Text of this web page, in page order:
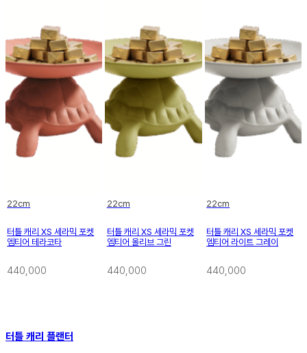
22cm
터틀 캐리 XS 세라믹 포켓
엠티어 테라코타
440,000
22cm
터틀 캐리 XS 세라믹 포켓
엠티어 올리브 그린
440,000
22cm
터틀 캐리 XS 세라믹 포켓
엠티어 라이트 그레이
440,000
터틀 캐리 플랜터